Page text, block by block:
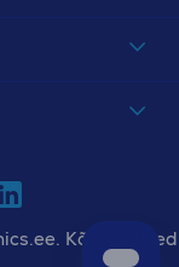
Kõik õigused